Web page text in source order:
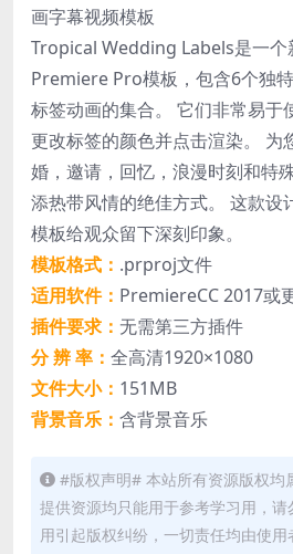
画字幕视频模板
Tropical Wedding Labels是一个
Premiere Pro模板，包含6个独
标签动画的集合。 它们非常易于
更改标签的颜色并点击渲染。 为
婚，邀请，回忆，浪漫时刻和特
添热带风情的绝佳方式。 这款设
模板给观众留下深刻印象。
模板格式： .prproj文件
适用软件： PremiereCC 2017或
插件要求： 无需第三方插件
分 辨 率： 全高清1920×1080
文件大小： 151MB
背景音乐： 含背景音乐
#版权声明# 本站所有资源版权均
提供资源均只能用于参考学习用，
用引起版权纠纷，一切责任均由使